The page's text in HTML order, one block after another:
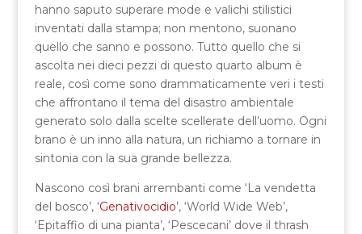
hanno saputo superare mode e valichi stilistici
inventati dalla stampa; non mentono, suonano
quello che sanno e possono. Tutto quello che si
ascolta nei dieci pezzi di questo quarto album è
reale, così come sono drammaticamente veri i testi
che affrontano il tema del disastro ambientale
generato solo dalla scelte scellerate dell’uomo. Ogni
brano è un inno alla natura, un richiamo a tornare in
sintonia con la sua grande bellezza.
Nascono così brani arrembanti come ‘La vendetta
del bosco’, ‘Genativocidio’, ‘World Wide Web’,
‘Epitaffio di una pianta’, ‘Pescecani’ dove il thrash